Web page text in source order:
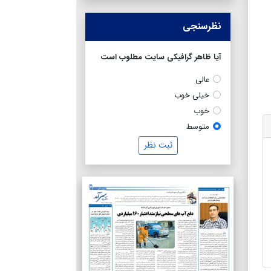
نظرسنجی
آیا ظاهر گرافیکی سایت مطلوب است
عالی
خیلی خوب
خوب
متوسط
ثبت نظر